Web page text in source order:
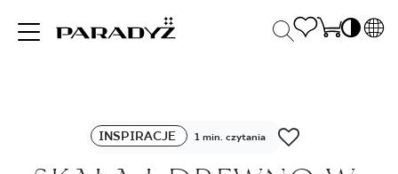
INSPIRACJE
INSPIRACJE 1 min. czytania